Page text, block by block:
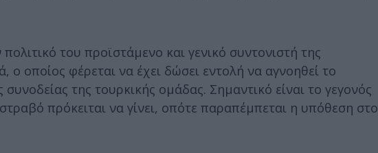
του προϊστάμενο και γενικό συντονιστή της
ο οποίος φέρεται να έχει δώσει εντολή να αγνοηθεί το
της τουρκικής ομάδας. Σημαντικό είναι το γεγονός
πρόκειται να γίνει, οπότε παραπέμπεται η υπόθεση στο